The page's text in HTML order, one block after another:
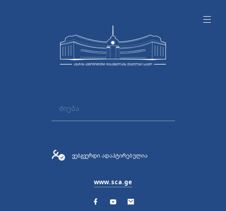
ვებგვერდი ადაპტირებულია
www.sca.ge